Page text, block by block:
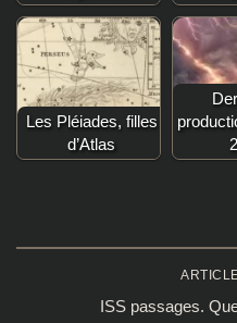
Les Pléiades, filles
d’Atlas
ISS passages.